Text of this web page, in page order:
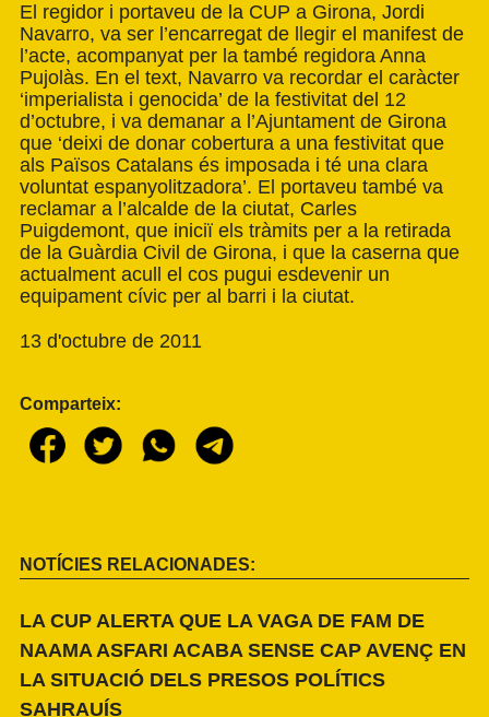
El regidor i portaveu de la CUP a Girona, Jordi
Navarro, va ser l’encarregat de llegir el manifest de
l’acte, acompanyat per la també regidora Anna
Pujolàs. En el text, Navarro va recordar el caràcter
‘imperialista i genocida’ de la festivitat del 12
d’octubre, i va demanar a l’Ajuntament de Girona
que ‘deixi de donar cobertura a una festivitat que
als Països Catalans és imposada i té una clara
voluntat espanyolitzadora’. El portaveu també va
reclamar a l’alcalde de la ciutat, Carles
Puigdemont, que iniciï els tràmits per a la retirada
de la Guàrdia Civil de Girona, i que la caserna que
actualment acull el cos pugui esdevenir un
equipament cívic per al barri i la ciutat.
13 d'octubre de 2011
Comparteix:
NOTÍCIES RELACIONADES:
LA CUP ALERTA QUE LA VAGA DE FAM DE
NAAMA ASFARI ACABA SENSE CAP AVENÇ EN
LA SITUACIÓ DELS PRESOS POLÍTICS
SAHRAUÍS